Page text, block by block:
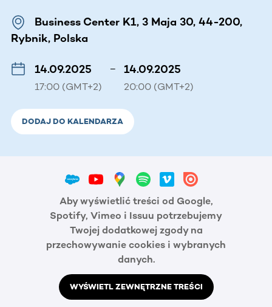
Business Center K1, 3 Maja 30, 44-200,
Rybnik, Polska
14.09.2025
17:00 (GMT+2)
– 14.09.2025
20:00 (GMT+2)
DODAJ DO KALENDARZA
Aby wyświetlić treści od Google,
Spotify, Vimeo i Issuu potrzebujemy
Twojej dodatkowej zgody na
przechowywanie cookies i wybranych
danych.
WYŚWIETL ZEWNĘTRZNE TREŚCI